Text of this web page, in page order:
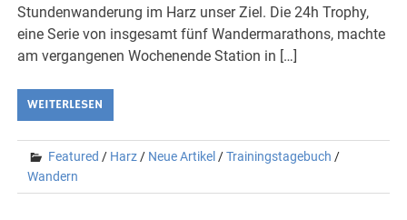
Stundenwanderung im Harz unser Ziel. Die 24h Trophy,
eine Serie von insgesamt fünf Wandermarathons, machte
am vergangenen Wochenende Station in […]
WEITERLESEN
Featured / Harz / Neue Artikel /Trainingstagebuch /
Wandern